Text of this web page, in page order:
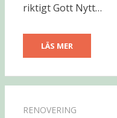
riktigt Gott Nytt…
LÄS MER
RENOVERING